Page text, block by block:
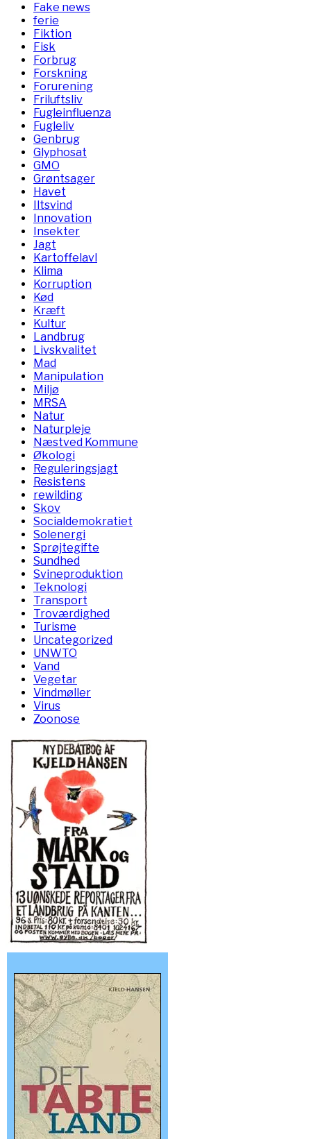
Fake news
ferie
Fiktion
Fisk
Forbrug
Forskning
Forurening
Friluftsliv
Fugleinfluenza
Fugleliv
Genbrug
Glyphosat
GMO
Grøntsager
Havet
Iltsvind
Innovation
Insekter
Jagt
Kartoffelavl
Klima
Korruption
Kød
Kræft
Kultur
Landbrug
Livskvalitet
Mad
Manipulation
Miljø
MRSA
Natur
Naturpleje
Næstved Kommune
Økologi
Reguleringsjagt
Resistens
rewilding
Skov
Socialdemokratiet
Solenergi
Sprøjtegifte
Sundhed
Svineproduktion
Teknologi
Transport
Troværdighed
Turisme
Uncategorized
UNWTO
Vand
Vegetar
Vindmøller
Virus
Zoonose